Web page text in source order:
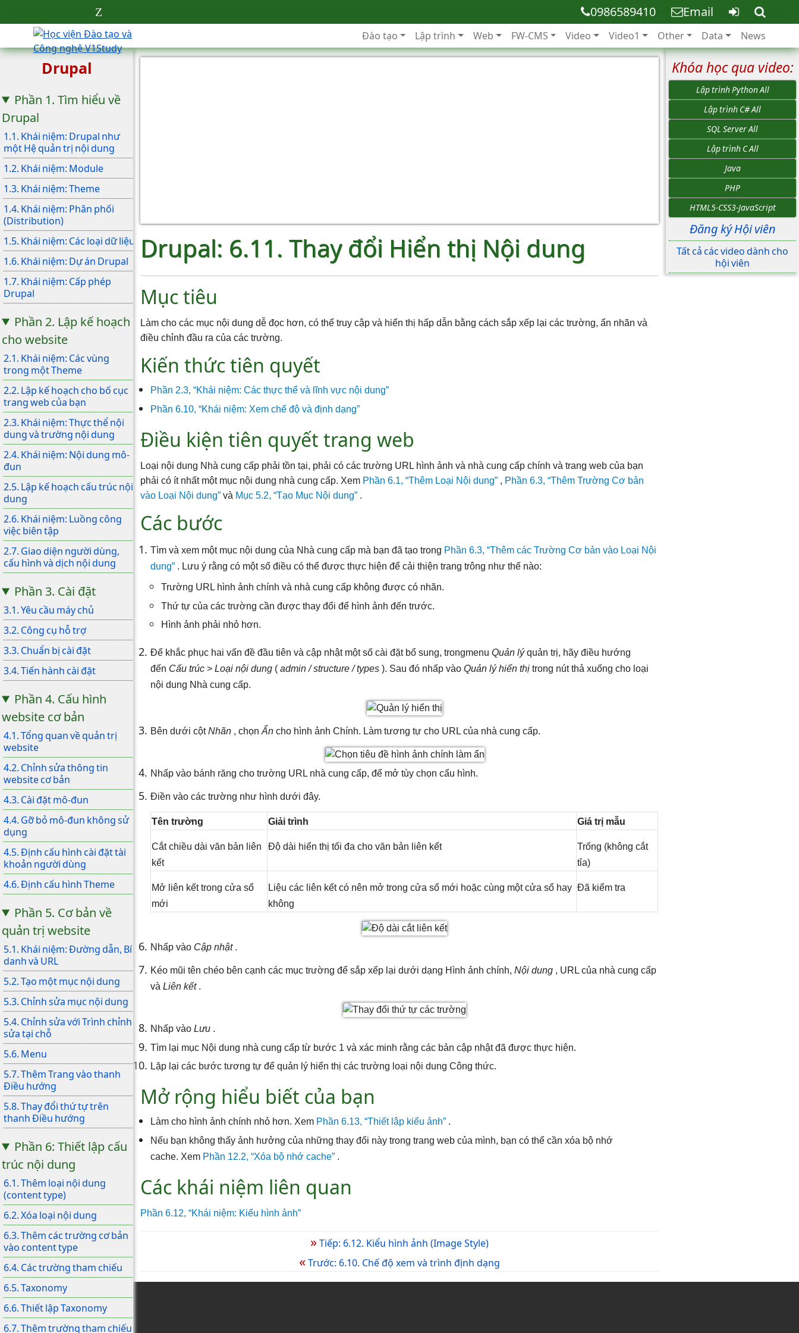
0986589410 Email
Đào tạo Lập trình Web FW-CMS Video Video1 Other Data News
Drupal
Phần 1. Tìm hiểu về
Drupal
1.1. Khái niệm: Drupal như
một Hệ quản trị nội dung
1.2. Khái niệm: Module
1.3. Khái niệm: Theme
1.4. Khái niệm: Phân phối
(Distribution)
1.5. Khái niệm: Các loại dữ liệu
1.6. Khái niệm: Dự án Drupal
1.7. Khái niệm: Cấp phép
Drupal
Phần 2. Lập kế hoạch
cho website
2.1. Khái niệm: Các vùng
trong một Theme
2.2. Lập kế hoạch cho bố cục
trang web của bạn
2.3. Khái niệm: Thực thể nội
dung và trường nội dung
2.4. Khái niệm: Nội dung mô-
đun
2.5. Lập kế hoạch cấu trúc nội
dung
2.6. Khái niệm: Luồng công
việc biên tập
2.7. Giao diện người dùng,
cấu hình và dịch nội dung
Phần 3. Cài đặt
3.1. Yêu cầu máy chủ
3.2. Công cụ hỗ trợ
3.3. Chuẩn bị cài đặt
3.4. Tiến hành cài đặt
Phần 4. Cấu hình
website cơ bản
4.1. Tổng quan về quản trị
website
4.2. Chỉnh sửa thông tin
website cơ bản
4.3. Cài đặt mô-đun
4.4. Gỡ bỏ mô-đun không sử
dụng
4.5. Định cấu hình cài đặt tài
khoản người dùng
4.6. Định cấu hình Theme
Phần 5. Cơ bản về
quản trị website
5.1. Khái niệm: Đường dẫn, Bí
danh và URL
5.2. Tạo một mục nội dung
5.3. Chỉnh sửa mục nội dung
5.4. Chỉnh sửa với Trình chỉnh
sửa tại chỗ
5.6. Menu
5.7. Thêm Trang vào thanh
Điều hướng
5.8. Thay đổi thứ tự trên
thanh Điều hướng
Phần 6: Thiết lập cấu
trúc nội dung
6.1. Thêm loại nội dung
(content type)
6.2. Xóa loại nội dung
6.3. Thêm các trường cơ bản
vào content type
6.4. Các trường tham chiếu
6.5. Taxonomy
6.6. Thiết lập Taxonomy
6.7. Thêm trường tham chiếu
Drupal: 6.11. Thay đổi Hiển thị Nội dung
Mục tiêu
Làm cho các mục nội dung dễ đọc hơn, có thể truy cập và hiển thị hấp dẫn bằng cách sắp xếp lại các trường, ẩn nhãn và
điều chỉnh đầu ra của các trường.
Kiến thức tiên quyết
Phần 2.3, “Khái niệm: Các thực thể và lĩnh vực nội dung”
Phần 6.10, “Khái niệm: Xem chế độ và định dạng”
Điều kiện tiên quyết trang web
Loại nội dung Nhà cung cấp phải tồn tại, phải có các trường URL hình ảnh và nhà cung cấp chính và trang web của bạn
phải có ít nhất một mục nội dung nhà cung cấp. Xem Phần 6.1, “Thêm Loại Nội dung” , Phần 6.3, “Thêm Trường Cơ bản
vào Loại Nội dung” và Mục 5.2, “Tạo Mục Nội dung” .
Các bước
Tìm và xem một mục nội dung của Nhà cung cấp mà bạn đã tạo trong Phần 6.3, “Thêm các Trường Cơ bản vào Loại Nội
dung” . Lưu ý rằng có một số điều có thể được thực hiện để cải thiện trang trông như thế nào:
Trường URL hình ảnh chính và nhà cung cấp không được có nhãn.
Thứ tự của các trường cần được thay đổi để hình ảnh đến trước.
Hình ảnh phải nhỏ hơn.
Để khắc phục hai vấn đề đầu tiên và cập nhật một số cài đặt bổ sung, trongmenuQuản lýquản trị, hãy điều hướng
đến Cấu trúc >Loại nội dung (admin / structure / types ). Sau đó nhấp vàoQuản lý hiển thị trong nút thả xuống cho loại
nội dung Nhà cung cấp.
Bên dưới cộtNhãn , chọnẨn cho hình ảnh Chính. Làm tương tự cho URL của nhà cung cấp.
Nhấp vào bánh răng cho trường URL nhà cung cấp, để mở tùy chọn cấu hình.
Điền vào các trường như hình dưới đây.
Tên trường Giải trình Giá trị mẫu
Cắt chiều dài văn bản liên
kết
Độ dài hiển thị tối đa cho văn bản liên kết
Trống (không cắt
tỉa)
Mở liên kết trong cửa sổ
mới
Liệu các liên kết có nên mở trong cửa sổ mới hoặc cùng một cửa sổ hay
không
Đã kiểm tra
Nhấp vào Cập nhật.
Kéo mũi tên chéo bên cạnh các mục trường để sắp xếp lại dưới dạng Hình ảnh chính,Nội dung , URL của nhà cung cấp
vàLiên kết.
Nhấp vàoLưu .
Tìm lại mục Nội dung nhà cung cấp từ bước 1 và xác minh rằng các bản cập nhật đã được thực hiện.
Lặp lại các bước tương tự để quản lý hiển thị các trường loại nội dung Công thức.
Mở rộng hiểu biết của bạn
Làm cho hình ảnh chính nhỏ hơn. Xem Phần 6.13, “Thiết lập kiểu ảnh” .
Nếu bạn không thấy ảnh hưởng của những thay đổi này trong trang web của mình, bạn có thể cần xóa bộ nhớ
cache. Xem Phần 12.2, “Xóa bộ nhớ cache” .
Các khái niệm liên quan
Phần 6.12, “Khái niệm: Kiểu hình ảnh”
»Tiếp: 6.12. Kiểu hình ảnh (Image Style)
«Trước: 6.10. Chế độ xem và trình định dạng
Khóa học qua video:
Lập trình Python All
Lập trình C# All
SQL Server All
Lập trình C All
Java
PHP
HTML5-CSS3-JavaScript
Đăng ký Hội viên
Tất cả các video dành cho
hội viên